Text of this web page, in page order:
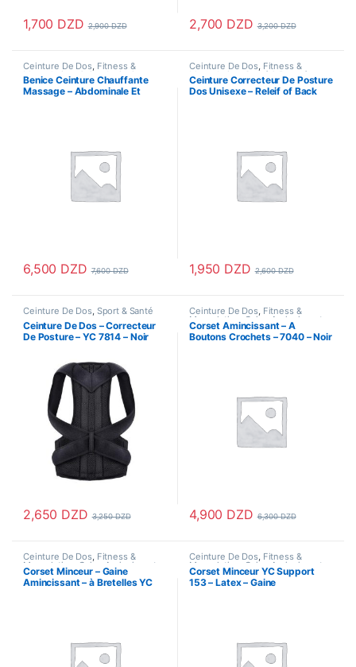
1,700 DZD 2,900DZD 2,700 DZD 3,200DZD
Ce produit a plusieurs
Ceinture De Dos, Fitness &
Musculation Gaine Amincissante
Hygiène & Soins personnels,
Massage,Santé & Beauté,Santé &
Premiers Soins
Benice Ceinture Chauffante
Massage – Abdominale Et
6,500 DZD 7,600DZD
Ceinture De Dos, Fitness &
Musculation Santé & Beauté
Santé & Premiers Soins,Sport &
Santé,support articulation
Ceinture Correcteur De Posture
Dos Unisexe – Releif of Back
1,950 DZD 2,600DZD
Ce produit a plusieurs
Ceinture De Dos, Sport & Santé
Ceinture De Dos – Correcteur
De Posture – YC 7814 – Noir
2,650 DZD 3,250DZD
Ce produit a plusieurs variations. Les options peuvent être
Ceinture De Dos, Fitness &
Musculation, Gaine Amincissante
Hygiène & Soins personnels
Santé & Beauté,Santé & Premiers
Corset Amincissant – A
Boutons Crochets – 7040 – Noir
4,900 DZD 6,300DZD
Ce produit a plusieurs
Ceinture De Dos, Fitness &
Musculation Gaine Amincissante
Hygiène & Soins personnels
Santé & Beauté ,Santé & Premiers
Corset Minceur – Gaine
Amincissant – à Bretelles YC
Ceinture De Dos, Fitness &
Musculation Gaine Amincissante
Hygiène & Soins personnels,
Santé & Beauté,Santé & Premiers
Corset Minceur YC Support
153 – Latex – Gaine